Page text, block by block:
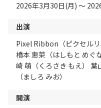
2026年3月30日(月) 〜
出演
Pixel Ribbon（ピクセルリ
橋本 恵菜（はしもと めぐ
崎 萌（くろさき もえ）
（ましろ みお）
開演